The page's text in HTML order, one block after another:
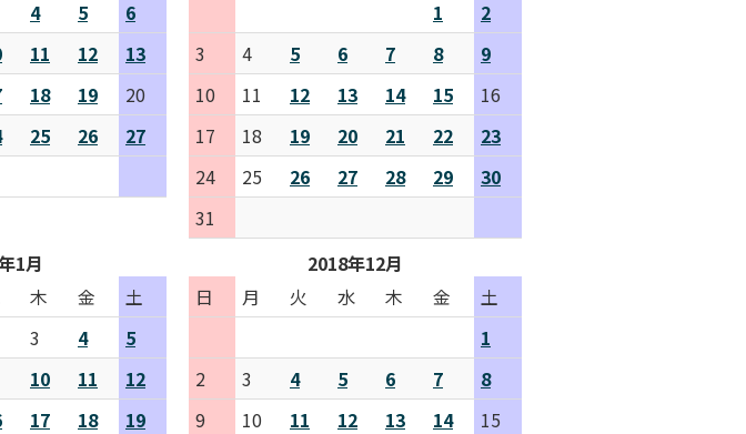
4 5
6
11 12
13
18 19
20
25 26
27
1
2
3
4 5 6 7 8
9
10
11 12 13 14 15
16
17
18 19 20 21 22
23
24
25 26 27 28 29
30
31
1月
木 金
土
3 4
5
10 11
12
17 18
19
2018年12月
日
月 火 水 木 金
土
1
2
3 4 5 6 7
8
9
10 11 12 13 14
15